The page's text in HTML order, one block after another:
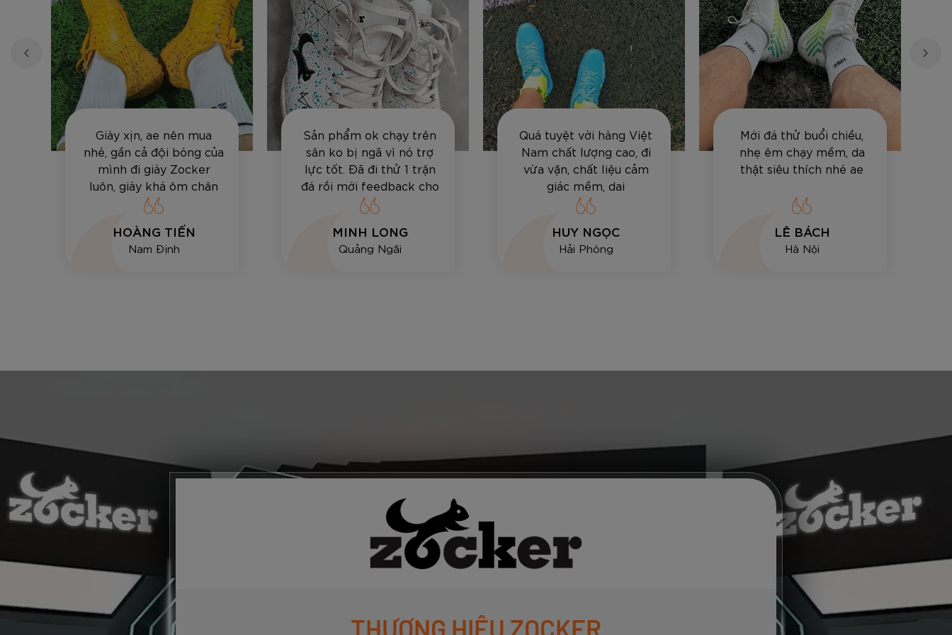
Giày xịn, ae nên mua
nhé, gần cả đội bóng của
mình đi giày Zocker
luôn, giày khá ôm chân
và bền, vê bóng hay sút
HOÀNG TIẾN
Nam Định
Sản phẩm ok chạy trên
sân ko bị ngã vì nó trợ
lực tốt. Đã đi thử 1 trận
đá rồi mới feedback cho
anh em
MINH LONG
Quảng Ngãi
Quá tuyệt vời hàng Việt
Nam chất lượng cao, đi
vừa vặn, chất liệu cảm
giác mềm, dai
HUY NGỌC
Hải Phòng
Mới đá thử buổi chiều,
nhẹ êm chạy mềm, da
thật siêu thích nhé ae
LÊ BÁCH
Hà Nội
THƯƠNG HIỆU ZOCKER